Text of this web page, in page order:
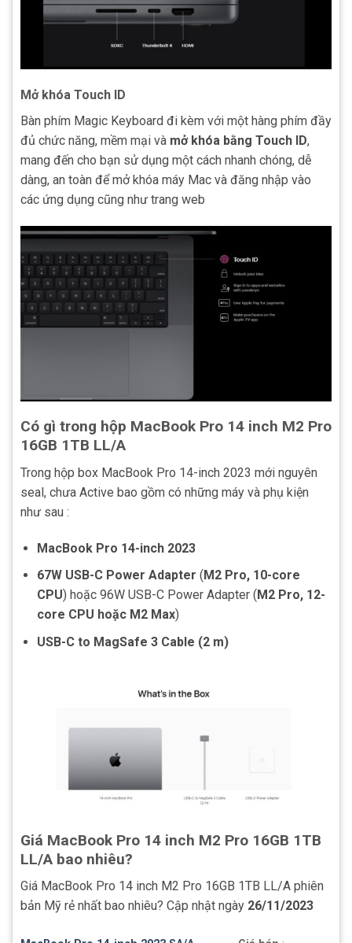
Mở khóa Touch ID
Bàn phím Magic Keyboard đi kèm với một hàng phím đầy
đủ chức năng, mềm mại và mở khóa bằng Touch ID,
mang đến cho bạn sử dụng một cách nhanh chóng, dễ
dàng, an toàn để mở khóa máy Mac và đăng nhập vào
các ứng dụng cũng như trang web
Có gì trong hộp MacBook Pro 14 inch M2 Pro
16GB 1TB LL/A
Trong hộp box MacBook Pro 14-inch 2023 mới nguyên
seal, chưa Active bao gồm có những máy và phụ kiện
như sau :
MacBook Pro 14-inch 2023
67W USB-C Power Adapter ( M2 Pro, 10-core
CPU) hoặc 96W USB-C Power Adapter ( M2 Pro, 12-
core CPU hoặc M2 Max)
USB-C to MagSafe 3 Cable (2 m)
Giá MacBook Pro 14 inch M2 Pro 16GB 1TB
LL/A bao nhiêu?
Giá MacBook Pro 14 inch M2 Pro 16GB 1TB LL/A phiên
bản Mỹ rẻ nhất bao nhiêu? Cập nhật ngày 26/11/2023